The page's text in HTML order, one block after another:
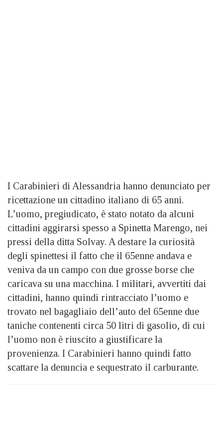
I Carabinieri di Alessandria hanno denunciato per
ricettazione un cittadino italiano di 65 anni.
L’uomo, pregiudicato, è stato notato da alcuni
cittadini aggirarsi spesso a Spinetta Marengo, nei
pressi della ditta Solvay. A destare la curiosità
degli spinettesi il fatto che il 65enne andava e
veniva da un campo con due grosse borse che
caricava su una macchina. I militari, avvertiti dai
cittadini, hanno quindi rintracciato l’uomo e
trovato nel bagagliaio dell’auto del 65enne due
taniche contenenti circa 50 litri di gasolio, di cui
l’uomo non è riuscito a giustificare la
provenienza. I Carabinieri hanno quindi fatto
scattare la denuncia e sequestrato il carburante.